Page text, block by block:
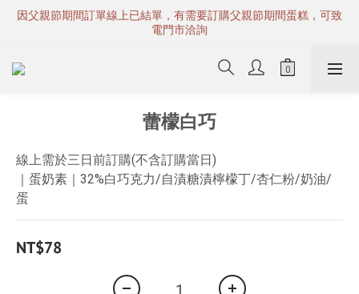
因父親節期間訂單線上已結單，有需要訂購父親節期間蛋糕，可致
電門市洽詢
蕾檬白巧
線上需於三日前訂購(不含訂購當日)
｜蛋奶素｜32%白巧克力/自漬糖漬檸檬丁/杏仁粉/奶油/
蛋
NT$78